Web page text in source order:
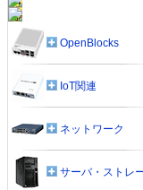
OpenBlocks
IoT関連
ネットワーク
サーバ・ストレ